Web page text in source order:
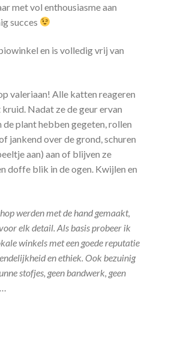
met vol enthousiasme aan
succes
en is volledig vrij van
valeriaan! Alle katten reageren
Nadat ze de geur ervan
plant hebben gegeten, rollen
jankend over de grond, schuren
aan) aan of blijven ze
doffe blik in de ogen. Kwijlen en
werden met de hand gemaakt,
elk detail. Als basis probeer ik
winkels met een goede reputatie
en ethiek. Ook bezuinig
stofjes, geen bandwerk, geen